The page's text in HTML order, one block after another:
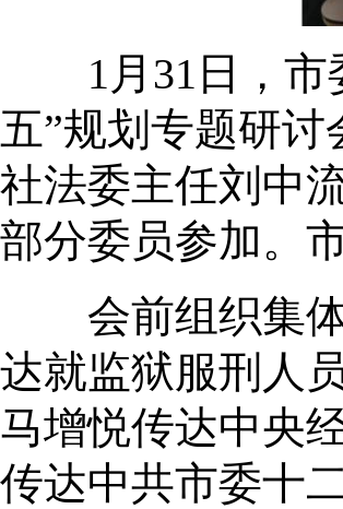
1月31日，市委
五”规划专题研
社法委主任刘中
部分委员参加。
会前组织集体
达就监狱服刑人
马增悦传达中央
传达中共市委十